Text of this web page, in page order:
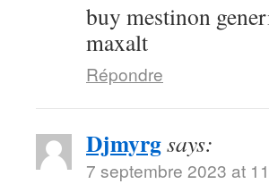
buy mestinon
maxalt
Répondre
Djmyrgsays:
7 septembre 2023 at